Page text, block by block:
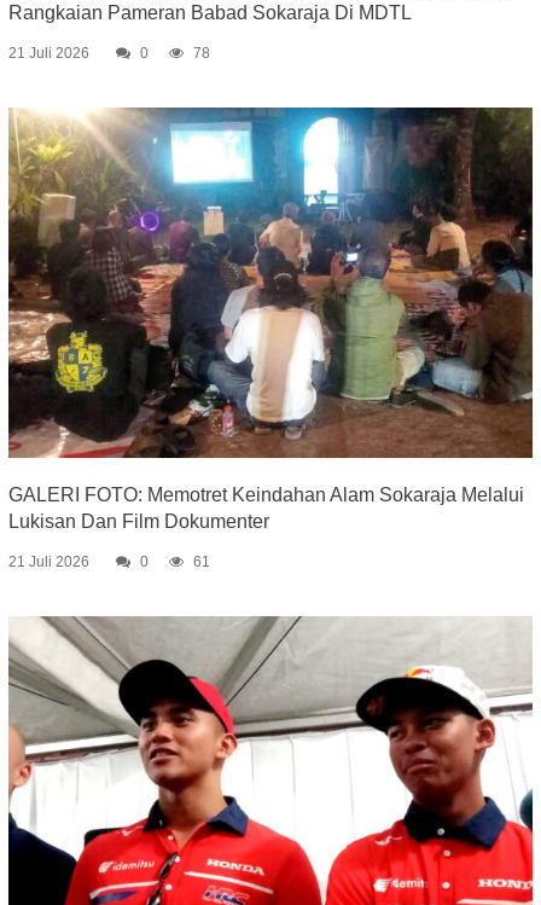
Rangkaian Pameran Babad Sokaraja Di MDTL
21 Juli 2026 0 78
GALERI FOTO: Memotret Keindahan Alam Sokaraja Melalui
Lukisan Dan Film Dokumenter
21 Juli 2026 0 61